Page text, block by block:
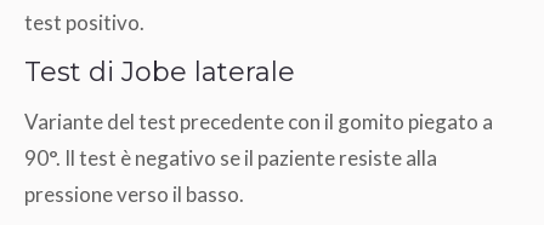
test positivo.
Test di Jobe laterale
Variante del test precedente con il gomito piegato a
90°. Il test è negativo se il paziente resiste alla
pressione verso il basso.